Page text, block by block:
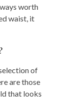
worth
waist, it
of
are those
that looks